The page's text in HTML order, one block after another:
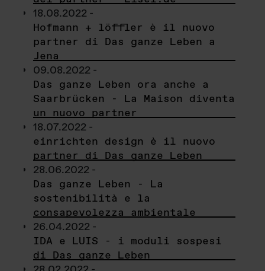
18.08.2022 -
Hofmann + löffler è il nuovo
partner di Das ganze Leben a
Jena
09.08.2022 -
Das ganze Leben ora anche a
Saarbrücken - La Maison diventa
un nuovo partner
18.07.2022 -
einrichten design è il nuovo
partner di Das ganze Leben
28.06.2022 -
Das ganze Leben - La
sostenibilità e la
consapevolezza ambientale
26.04.2022 -
IDA e LUIS - i moduli sospesi
di Das ganze Leben